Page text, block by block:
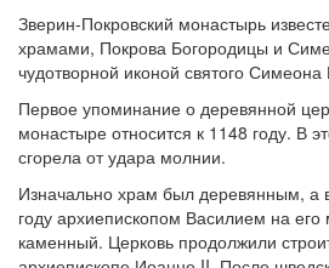
Зверин-Покровский монастырь
храмами, Покрова Богородицы и
чудотворной иконой святого
Первое упоминание о деревянной
монастыре относится к 1148 году. В
сгорела от удара молнии.
Изначально храм был деревянным, а
году архиепископом Василием на
каменный. Церковь продолжили